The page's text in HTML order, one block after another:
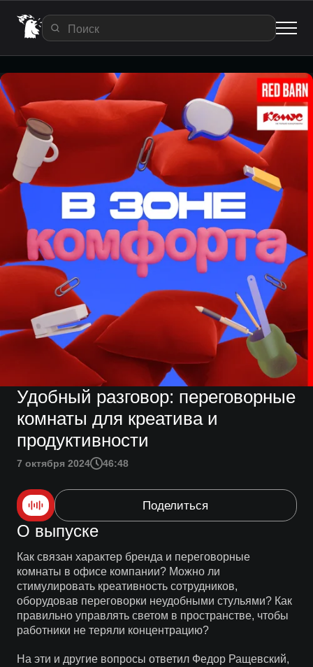
Удобный разговор: переговорные
комнаты для креатива и
продуктивности
7 октября 2024 46:48
Поделиться
О выпуске
Как связан характер бренда и переговорные
комнаты в офисе компании? Можно ли
стимулировать креативность сотрудников,
оборудовав переговорки неудобными стульями? Как
правильно управлять светом в пространстве, чтобы
работники не теряли концентрацию?
На эти и другие вопросы ответил Федор Ращевский,